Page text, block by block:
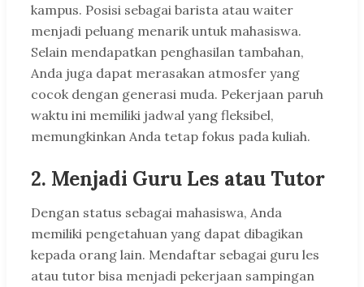
kampus. Posisi sebagai barista atau waiter
menjadi peluang menarik untuk mahasiswa.
Selain mendapatkan penghasilan tambahan,
Anda juga dapat merasakan atmosfer yang
cocok dengan generasi muda. Pekerjaan paruh
waktu ini memiliki jadwal yang fleksibel,
memungkinkan Anda tetap fokus pada kuliah.
2. Menjadi Guru Les atau Tutor
Dengan status sebagai mahasiswa, Anda
memiliki pengetahuan yang dapat dibagikan
kepada orang lain. Mendaftar sebagai guru les
atau tutor bisa menjadi pekerjaan sampingan